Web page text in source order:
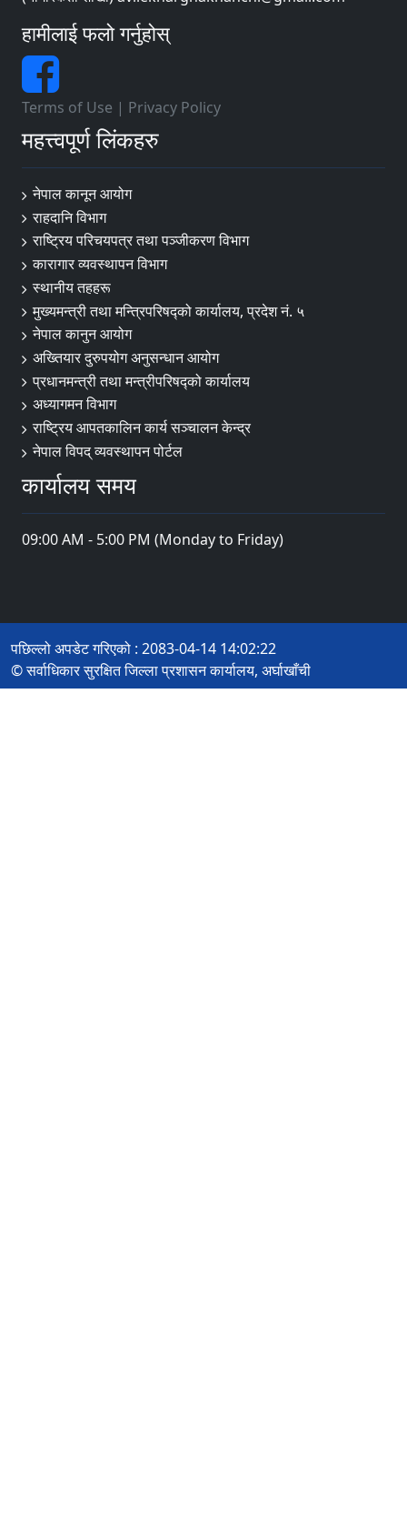
हामीलाई फलो गर्नुहोस्
Terms of Use | Privacy Policy
महत्त्वपूर्ण लिंकहरु
नेपाल कानून आयोग
राहदानि विभाग
राष्ट्रिय परिचयपत्र तथा पञ्जीकरण विभाग
कारागार व्यवस्थापन विभाग
स्थानीय तहहरू
मुख्यमन्त्री तथा मन्त्रिपरिषद्को कार्यालय, प्रदेश नं. ५
नेपाल कानुन आयोग
अख्तियार दुरुपयोग अनुसन्धान आयोग
प्रधानमन्त्री तथा मन्त्रीपरिषद्को कार्यालय
अध्यागमन विभाग
राष्ट्रिय आपतकालिन कार्य सञ्चालन केन्द्र
नेपाल विपद् व्यवस्थापन पोर्टल
कार्यालय समय
09:00 AM - 5:00 PM (Monday to Friday)
पछिल्लो अपडेट गरिएको : 2083-04-14 14:02:22
© सर्वाधिकार सुरक्षित जिल्ला प्रशासन कार्यालय, अर्घाखाँची